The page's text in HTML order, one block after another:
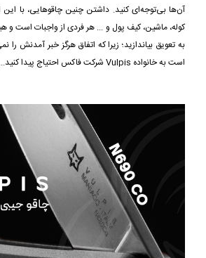
آن‌ها بی‌توجه‌ای کنید. داشتن چنین چاقوهایی، با این
کوله، ماشین، کیف پول و ... هر فردی از واجبات است و
به تعویق بیاندازید؛ زیرا که اتفاق هرگز خبر آمدنش را
است به خانواده Vulpis شرکت فاکس احتیاج پیدا کنید...